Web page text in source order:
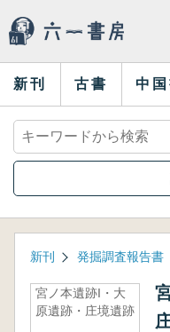
新刊 古書 中国
新刊 発掘調査報告書
宮ノ本遺跡I・大
原遺跡・庄境遺跡